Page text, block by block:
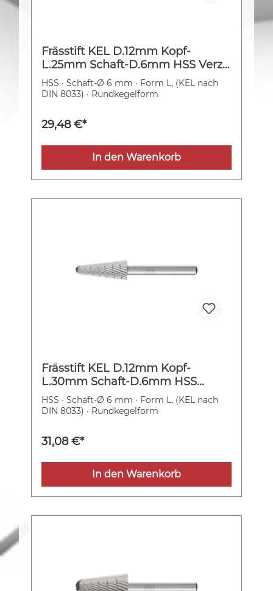
Frässtift KEL D.12mm Kopf-
L.25mm Schaft-D.6mm HSS Verz.3
PFERD
HSS · Schaft-Ø 6 mm · Form L, (KEL nach
DIN 8033) · Rundkegelform
29,48 €*
In den Warenkorb
Frässtift KEL D.12mm Kopf-
L.30mm Schaft-D.6mm HSS
Verz.3 PFERD
HSS · Schaft-Ø 6 mm · Form L, (KEL nach
DIN 8033) · Rundkegelform
31,08 €*
In den Warenkorb